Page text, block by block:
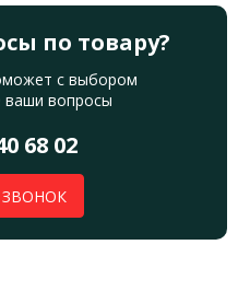
по товару?
с выбором
ваши вопросы
68 02
ЗВОНОК